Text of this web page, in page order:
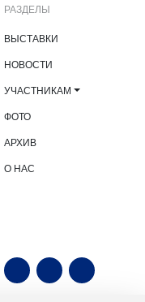
РАЗДЕЛЫ
ВЫСТАВКИ
НОВОСТИ
УЧАСТНИКАМ
ФОТО
АРХИВ
О НАС